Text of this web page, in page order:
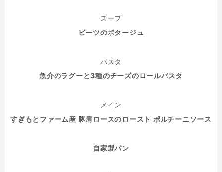
スープ
ビーツのポタージュ
パスタ
魚介のラグーと3種のチーズのロールパスタ
メイン
すぎもとファーム産 豚肩ロースのロースト ポルチーニソース
自家製パン